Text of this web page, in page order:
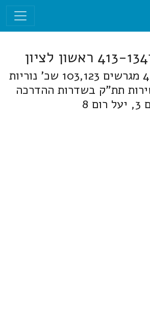
רצ/מק/4/151/1 מגרשים 103,123 שכ' נוריות
תת"ק בשדרות ההדרכה